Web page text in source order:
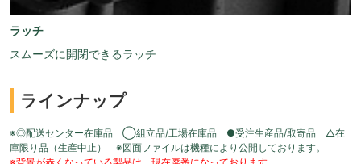
ラッチ
スムーズに開閉できるラッチ
ラインナップ
※◎配送センター在庫品 ◯組立品/工場在庫品 ●受注生産品/取寄品 △在
庫限り品（生産中止） ※図面ファイルは機種により公開しております。